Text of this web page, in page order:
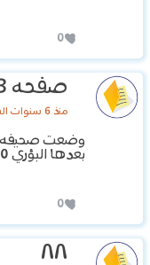
0
صفحه 83
منذ 6 سنوات الساعة 13:32
بعدها البؤري 20
0
٨٨